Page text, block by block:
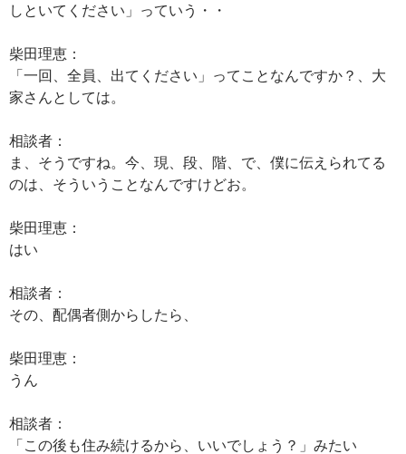
しといてください」っていう・・
柴田理恵：
「一回、全員、出てください」ってことなんですか？、大
家さんとしては。
相談者：
ま、そうですね。今、現、段、階、で、僕に伝えられてる
のは、そういうことなんですけどお。
柴田理恵：
はい
相談者：
その、配偶者側からしたら、
柴田理恵：
うん
相談者：
「この後も住み続けるから、いいでしょう？」みたい